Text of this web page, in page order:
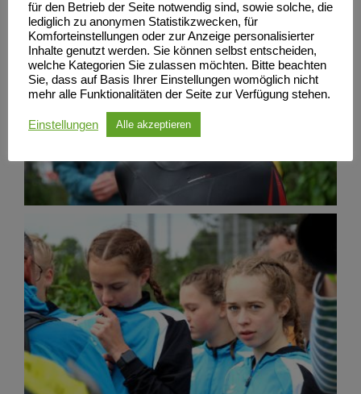
für den Betrieb der Seite notwendig sind, sowie solche, die
lediglich zu anonymen Statistikzwecken, für
Komforteinstellungen oder zur Anzeige personalisierter
Inhalte genutzt werden. Sie können selbst entscheiden,
welche Kategorien Sie zulassen möchten. Bitte beachten
Sie, dass auf Basis Ihrer Einstellungen womöglich nicht
mehr alle Funktionalitäten der Seite zur Verfügung stehen.
Einstellungen Alle akzeptieren